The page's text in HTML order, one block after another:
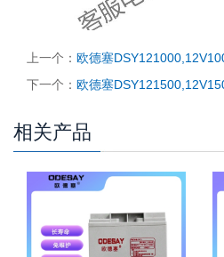
上一个： 欧德塞
下一个： 欧德塞
相关产品